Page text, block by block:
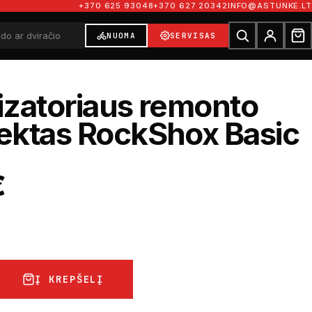
+370 625 93048+370 627 20342INFO@ASTUNKE.LT
NUOMA SERVISAS
remonto
RockShox Basic
Į KREPŠELĮ